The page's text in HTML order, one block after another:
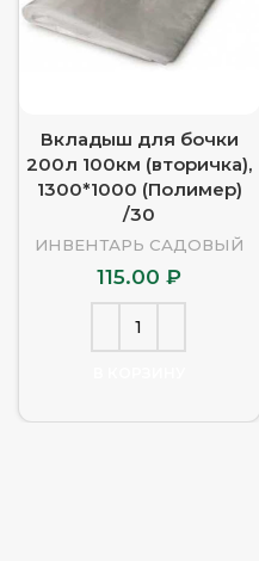
Вкладыш для бочки
200л 100км (вторичка),
1300*1000 (Полимер)
/30
ИНВЕНТАРЬ САДОВЫЙ
115.00₽